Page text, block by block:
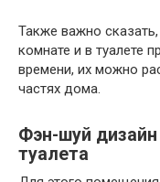
Также важно
комнате и в туалете
времени, их можно
частях дома.
Фэн-шуй
туалета